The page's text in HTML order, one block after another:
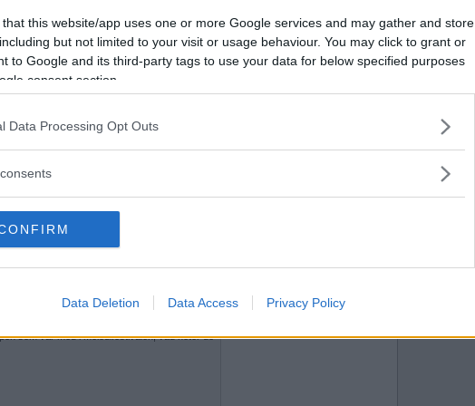
that this website/app uses one or more Google services and may gather and store
but not limited to your visit or usage behaviour. You may click to grant or
to Google and its third-party tags to use your data for below specified purposes
consent section.
Data Processing Opt Outs
Data Deletion Data Access Privacy Policy
hålögd ut?
som var med i melodifestivalen, vad heter de
Vill du bli
medlem?